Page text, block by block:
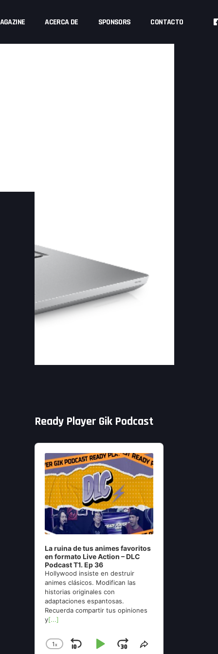
ACERCA DE SPONSORS CONTACTO
Ready Player Gik Podcast
Audio
Player
La ruina de tus animes favoritos
en formato Live Action – DLC
Podcast T1. Ep 36
Hollywood insiste en destruir
animes clásicos. Modifican las
historias originales con
adaptaciones espantosas.
Recuerda compartir tus opiniones
y[...]
Change
1x
SkipPlayJumpShare